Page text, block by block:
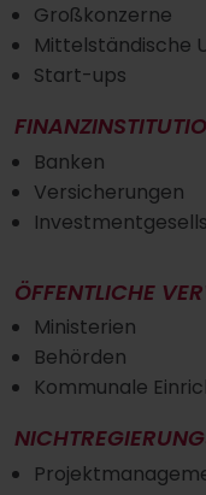
Großkonzerne
Mittelständische
Start-ups
Banken
Versicherungen
ÖFFENTLICHE
Ministerien
Behörden
Kommunale